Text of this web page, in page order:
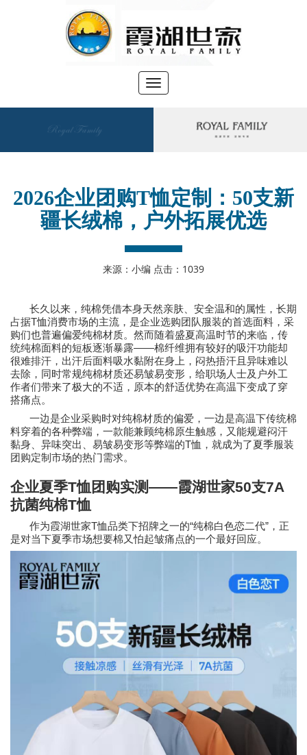
切
换
导
您当前位置： 首页> 新闻资讯
2026企业团购T恤定制：50支新
疆长绒棉，户外拓展优选
来源：小编 点击： 1039
长久以来，纯棉凭借本身天然亲肤、安全温和的属性，长期
占据T恤消费市场的主流，是企业选购团队服装的首选面料，采
购们也普遍偏爱纯棉材质。然而随着盛夏高温时节的来临，传
统纯棉面料的短板逐渐暴露——棉纤维拥有较好的吸汗功能却
很难排汗，出汗后面料吸水黏附在身上，闷热捂汗且异味难以
去除，同时常规纯棉材质还易皱易变形，给职场人士及户外工
作者们带来了极大的不适，原本的舒适优势在高温下变成了穿
搭痛点。
一边是企业采购时对纯棉材质的偏爱，一边是高温下传统棉
料穿着的各种弊端，一款能兼顾纯棉原生触感，又能规避闷汗
黏身、异味突出、易皱易变形等弊端的T恤，就成为了夏季服装
团购定制市场的热门需求。
企业夏季T恤团购实测——霞湖世家50支7A
抗菌纯棉T恤
作为霞湖世家T恤品类下招牌之一的“纯棉白色恋二代” ，正
是对当下夏季市场想要棉又怕起皱痛点的一个最好回应。